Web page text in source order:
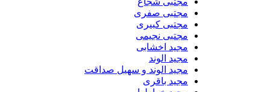
مجتبی صفری
مجتبی کبیری
مجتبی نجیمی
مجید اخشابی
مجید الوند‎
مجید الوند و سهیل صداقت
مجید باقری